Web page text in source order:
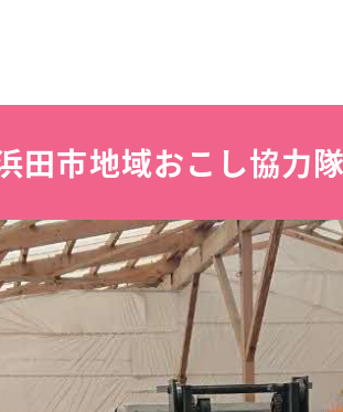
田市地域おこし協力